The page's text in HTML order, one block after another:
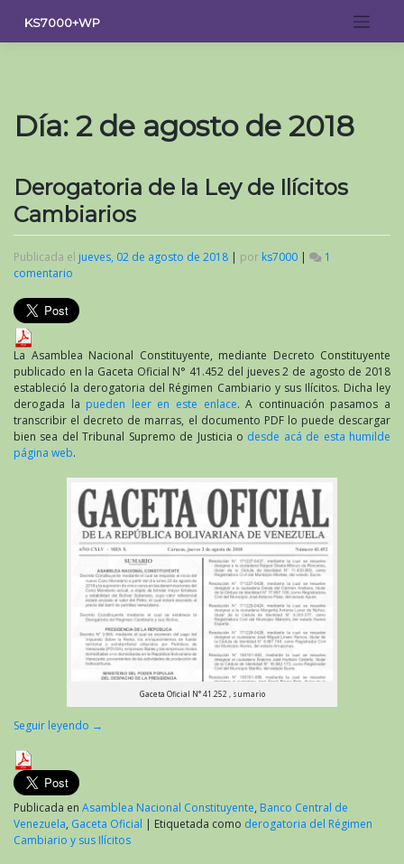
contenido
KS7000+WP
Día: 2 de agosto de 2018
Derogatoria de la Ley de Ilícitos
Cambiarios
Publicada el jueves, 02 de agosto de 2018 | por ks7000 |
1
comentario
de
la
de
Ilícitos
Cambiarios
La Asamblea Nacional Constituyente, mediante Decreto Constituyente
publicado en la Gaceta Oficial N° 41.452 del jueves 2 de agosto de 2018
estableció la derogatoria del Régimen Cambiario y sus Ilícitos. Dicha ley
derogada la pueden leer en este enlace. A continuación pasamos a
transcribir el decreto de marras, el documento PDF lo puede descargar
bien sea del Tribunal Supremo de Justicia o desde acá de esta humilde
página web.
Gaceta Oficial N° 41.252 , sumario
Seguir leyendo →
Publicada en Asamblea Nacional Constituyente, Banco Central de
Venezuela, Gaceta Oficial | Etiquetada como derogatoria del Régimen
Cambiario y sus Ilícitos